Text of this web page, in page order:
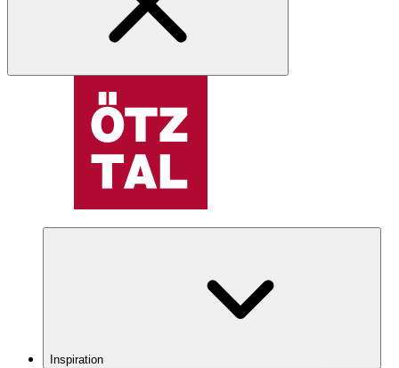
Inspiration